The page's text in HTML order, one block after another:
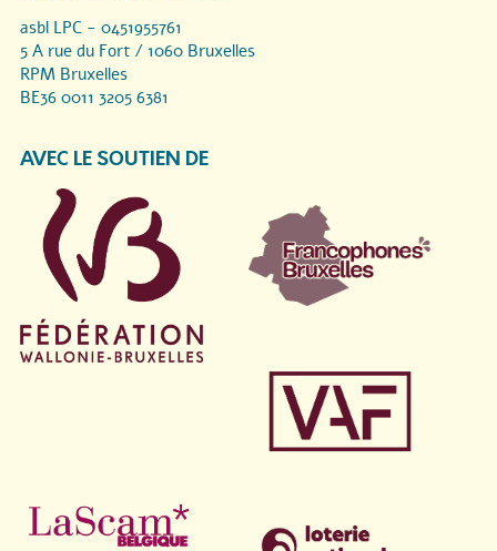
asbl LPC - 0451955761
5 A rue du Fort / 1060 Bruxelles
RPM Bruxelles
BE36 0011 3205 6381
AVEC LE SOUTIEN DE